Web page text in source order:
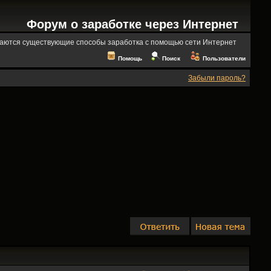
Форум о заработке через Интернет
существующие способы заработка с помощью сети Интернет
Помощь Поиск Пользователи
Забыли пароль?